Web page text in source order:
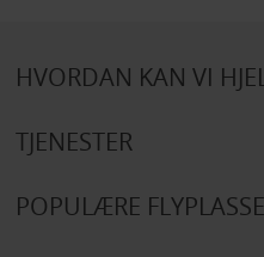
HVORDAN KAN VI
TJENESTER
POPULÆRE